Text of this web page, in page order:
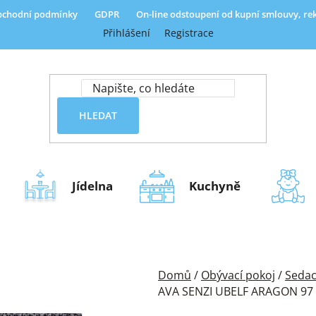
podmínky GDPR On-line odstoupení od kupní smlouvy,
Přihlášení Registrace
HLEDAT
Jídelna Kuchyně
Domů / Obývací pokoj /
AVA SENZI UBELF ARAGON 97